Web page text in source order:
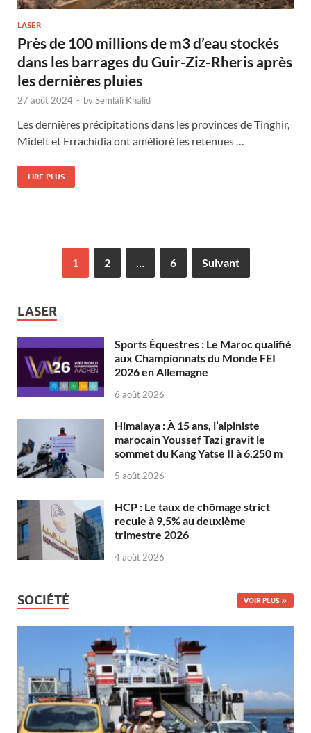
LASER
Près de 100 millions de m3 d’eau stockés
dans les barrages du Guir-Ziz-Rheris après
les dernières pluies
27 août 2024 - bySemlali Khalid
Les dernières précipitations dans les provinces de Tinghir,
Midelt et Errachidia ont amélioré les retenues …
LIRE PLUS
1 2 … 6 Suivant
LASER
Sports Équestres : Le Maroc qualifié
aux Championnats du Monde FEI
2026 en Allemagne
6 août 2026
Himalaya : À 15 ans, l’alpiniste
marocain Youssef Tazi gravit le
sommet du Kang Yatse II à 6.250 m
5 août 2026
HCP : Le taux de chômage strict
recule à 9,5% au deuxième
trimestre 2026
4 août 2026
SOCIÉTÉ VOIR PLUS